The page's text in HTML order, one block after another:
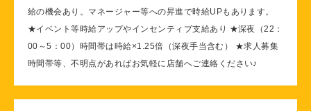
給の機会あり。マネージャー等への昇進で時給UPもあります。
★イベント等時給アップやインセンティブ支給あり ★深夜（22：
00～5：00）時間帯は時給×1.25倍（深夜手当含む） ★求人募集
時間帯等、不明点があればお気軽に店舗へご連絡ください♪